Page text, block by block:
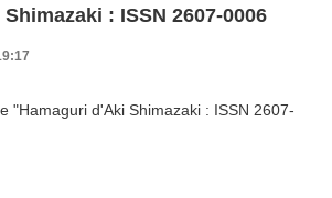
: ISSN 2607-0006